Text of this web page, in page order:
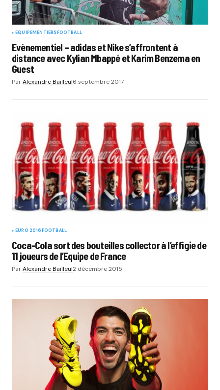
EQUIPEMENTIERSFOOTBALL
Evènementiel – adidas et Nike s’affrontent à
distance avec Kylian Mbappé et Karim Benzema en
Guest
ParAlexandre Bailleul6 septembre 2017
EURO 2016FOOTBALL
Coca-Cola sort des bouteilles collector à l’effigie de
11 joueurs de l’Equipe de France
ParAlexandre Bailleul2 décembre 2015